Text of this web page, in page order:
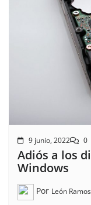
9 junio, 2022 0
Adiós a los
Windows
Por León Ramos